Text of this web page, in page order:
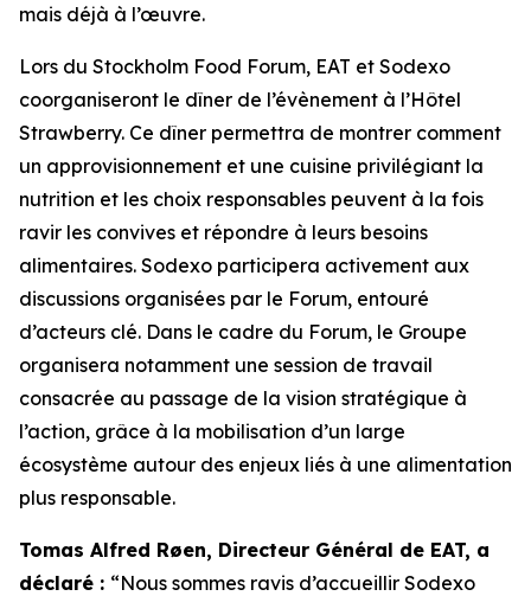
mais déjà à l’œuvre.
Lors du Stockholm Food Forum, EAT et Sodexo
coorganiseront le dîner de l’évènement à l’Hôtel
Strawberry. Ce dîner permettra de montrer comment
un approvisionnement et une cuisine privilégiant la
nutrition et les choix responsables peuvent à la fois
ravir les convives et répondre à leurs besoins
alimentaires. Sodexo participera activement aux
discussions organisées par le Forum, entouré
d’acteurs clé. Dans le cadre du Forum, le Groupe
organisera notamment une session de travail
consacrée au passage de la vision stratégique à
l’action, grâce à la mobilisation d’un large
écosystème autour des enjeux liés à une alimentation
plus responsable.
Tomas Alfred Røen, Directeur Général de EAT, a
déclaré : “Nous sommes ravis d’accueillir Sodexo